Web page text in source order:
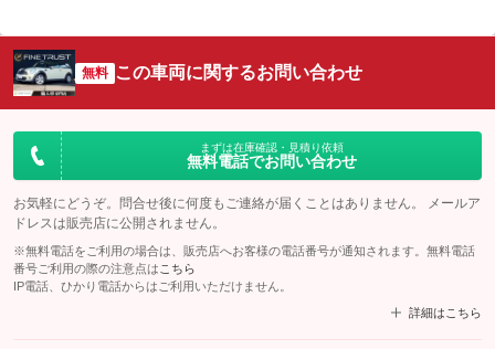
無料 この車両に関するお問い合わせ
まずは在庫確認・見積り依頼
無料電話でお問い合わせ
お気軽にどうぞ。問合せ後に何度もご連絡が届くことはありません。 メールア
ドレスは販売店に公開されません。
※無料電話をご利用の場合は、販売店へお客様の電話番号が通知されます。無料電話
番号ご利用の際の注意点は こちら
IP電話、ひかり電話からはご利用いただけません。
詳細はこちら